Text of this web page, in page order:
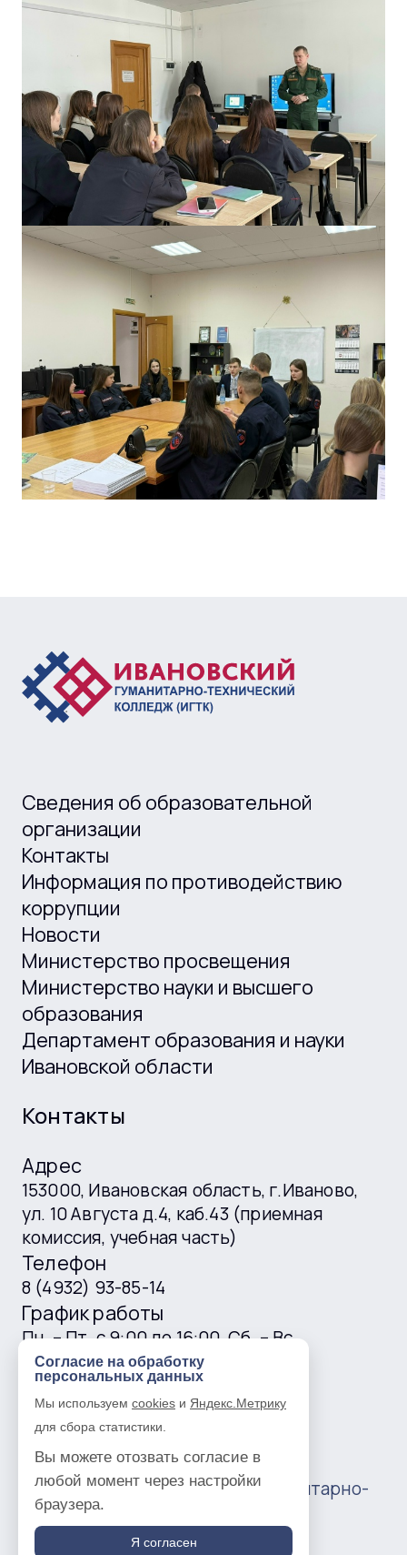
Сведения об образовательной
организации
Контакты
Информация по противодействию
коррупции
Новости
Министерство просвещения
Министерство науки и высшего
образования
Департамент образования и науки
Ивановской области
Контакты
Адрес
153000, Ивановская область, г.Иваново,
ул. 10 Августа д.4, каб.43 (приемная
комиссия, учебная часть)
Телефон
8 (4932) 93-85-14
График работы
Пн. – Пт. с 9:00 до 16:00, Сб. – Вс.
выходные
E-mail
ivgtk@mail.ru
© 2016 —2026 Ивановский гуманитарно-
технический колледж
Политика в отношении обработки
Согласие на обработку
персональных данных
Мы используем cookies и Яндекс.Метрику
для сбора статистики.
Вы можете отозвать согласие в
любой момент через настройки
браузера.
Я согласен